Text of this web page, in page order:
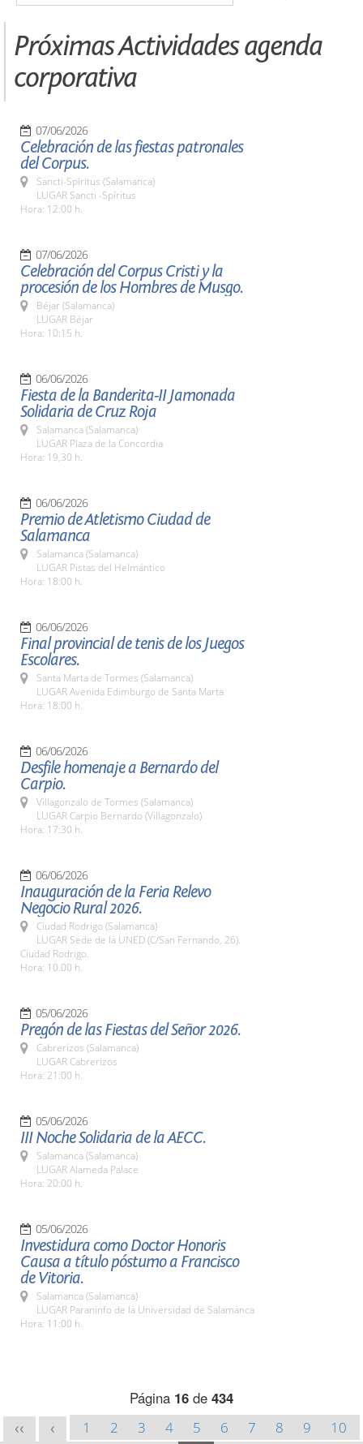
Próximas Actividades agenda
corporativa
07/06/2026
Celebración de las fiestas patronales
del Corpus.
Sancti-Spíritus (Salamanca)
LUGAR Sancti -Spíritus
Hora: 12:00 h.
07/06/2026
Celebración del Corpus Cristi y la
procesión de los Hombres de Musgo.
Béjar (Salamanca)
LUGAR Béjar
Hora: 10:15 h.
06/06/2026
Fiesta de la Banderita-II Jamonada
Solidaria de Cruz Roja
Salamanca (Salamanca)
LUGAR Plaza de la Concordia
Hora: 19,30 h.
06/06/2026
Premio de Atletismo Ciudad de
Salamanca
Salamanca (Salamanca)
LUGAR Pistas del Helmántico
Hora: 18:00 h.
06/06/2026
Final provincial de tenis de los Juegos
Escolares.
Santa Marta de Tormes (Salamanca)
LUGAR Avenida Edimburgo de Santa Marta
Hora: 18:00 h.
06/06/2026
Desfile homenaje a Bernardo del
Carpio.
Villagonzalo de Tormes (Salamanca)
LUGAR Carpio Bernardo (Villagonzalo)
Hora: 17:30 h.
06/06/2026
Inauguración de la Feria Relevo
Negocio Rural 2026.
Ciudad Rodrigo (Salamanca)
LUGAR Sede de la UNED (C/San Fernando, 26).
Ciudad Rodrigo.
Hora: 10.00 h.
05/06/2026
Pregón de las Fiestas del Señor 2026.
Cabrerizos (Salamanca)
LUGAR Cabrerizos
Hora: 21:00 h.
05/06/2026
III Noche Solidaria de la AECC.
Salamanca (Salamanca)
LUGAR Alameda Palace
Hora: 20:00 h.
05/06/2026
Investidura como Doctor Honoris
Causa a título póstumo a Francisco
de Vitoria.
Salamanca (Salamanca)
LUGAR Paraninfo de la Universidad de Salamanca
Hora: 11:00 h.
Página 16 de 434
<< < 1 2 3 4 5 6 7 8 9
10